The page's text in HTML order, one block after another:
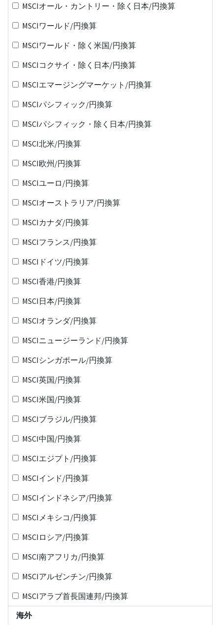
MSCIオール・カントリー・除く日本/円換算
MSCIワールド/円換算
MSCIワールド・除く米国/円換算
MSCIコクサイ・除く日本/円換算
MSCIエマージングマーケット/円換算
MSCIパシフィック/円換算
MSCIパシフィック・除く日本/円換算
MSCI北米/円換算
MSCI欧州/円換算
MSCIユーロ/円換算
MSCIオーストラリア/円換算
MSCIカナダ/円換算
MSCIフランス/円換算
MSCIドイツ/円換算
MSCI香港/円換算
MSCI日本/円換算
MSCIオランダ/円換算
MSCIニュージーランド/円換算
MSCIシンガポール/円換算
MSCI英国/円換算
MSCI米国/円換算
MSCIブラジル/円換算
MSCI中国/円換算
MSCIエジプト/円換算
MSCIインド/円換算
MSCIインドネシア/円換算
MSCIメキシコ/円換算
MSCIロシア/円換算
MSCI南アフリカ/円換算
MSCIアルゼンチン/円換算
MSCIアラブ首長国連邦/円換算
海外